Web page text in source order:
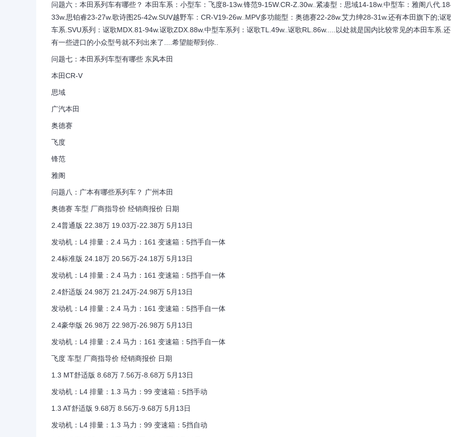
问题六：本田系列车有哪些？ 本田车系：小型车：飞度8-13w.锋范9-15W.CR-Z.30w..紧凑型：思域14-18w.中型车：雅阁八代
33w.思铂睿23-27w.歌诗图25-42w.SUV越野车：CR-V19-26w..MPV多功能型：奥德赛22-28w.艾力绅28-31w.还有本田旗下的;讴
车系.SVU系列：讴歌MDX.81-94w.讴歌ZDX.88w.中型车系列：讴歌TL.49w..讴歌RL.86w.....以处就是国内比较常见的本田车系.还
有一些进口的小众型号就不列出来了....希望能帮到你..
问题七：本田系列车型有哪些 东风本田
本田CR-V
思域
广汽本田
奥德赛
飞度
锋范
雅阁
问题八：广本有哪些系列车？ 广州本田
奥德赛 车型 厂商指导价 经销商报价 日期
2.4普通版 22.38万 19.03万-22.38万 5月13日
发动机：L4 排量：2.4 马力：161 变速箱：5挡手自一体
2.4标准版 24.18万 20.56万-24.18万 5月13日
发动机：L4 排量：2.4 马力：161 变速箱：5挡手自一体
2.4舒适版 24.98万 21.24万-24.98万 5月13日
发动机：L4 排量：2.4 马力：161 变速箱：5挡手自一体
2.4豪华版 26.98万 22.98万-26.98万 5月13日
发动机：L4 排量：2.4 马力：161 变速箱：5挡手自一体
飞度 车型 厂商指导价 经销商报价 日期
1.3 MT舒适版 8.68万 7.56万-8.68万 5月13日
发动机：L4 排量：1.3 马力：99 变速箱：5挡手动
1.3 AT舒适版 9.68万 8.56万-9.68万 5月13日
发动机：L4 排量：1.3 马力：99 变速箱：5挡自动